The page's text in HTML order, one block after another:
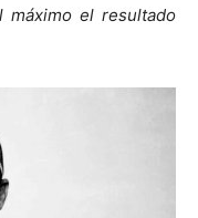
máximo el resultado